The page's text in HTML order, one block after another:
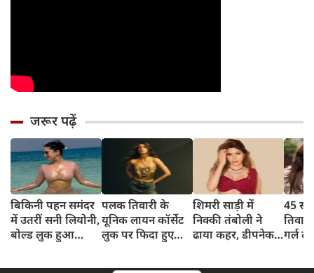
जरूर पढ़ें
बिकिनी पहन समंदर
में उतरीं सनी लियोनी,
बोल्ड लुक हुआ
पलक तिवारी के
यूनिक लायन कॉर्सेट
लुक पर फिदा हुए
शिमरी साड़ी में
निक्की तंबोली ने
ढाया कहर, डीपनेक
45
गर्ल